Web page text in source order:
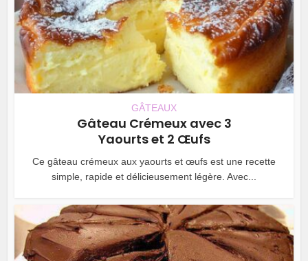
GÂTEAUX
Gâteau Crémeux avec 3
Yaourts et 2 Œufs
Ce gâteau crémeux aux yaourts et œufs est une recette
simple, rapide et délicieusement légère. Avec...